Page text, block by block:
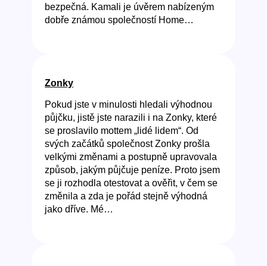
bezpečná. Kamali je úvěrem nabízeným
dobře známou společností Home…
Zonky
Pokud jste v minulosti hledali výhodnou
půjčku, jistě jste narazili i na Zonky, které
se proslavilo mottem „lidé lidem“. Od
svých začátků společnost Zonky prošla
velkými změnami a postupně upravovala
způsob, jakým půjčuje peníze. Proto jsem
se ji rozhodla otestovat a ověřit, v čem se
změnila a zda je pořád stejně výhodná
jako dříve. Mé…